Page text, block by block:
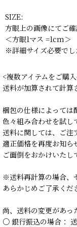
SIZE:
方眼上の画像にてご確
＜方眼1マス =1cm＞
※詳細サイズ必要でし
<複数アイテムをご購
送料が加算されて計算
梱包の仕様によっては
色々組み合わせを試し
送料に関しては、ご注
適正価格を再度お知ら
ご面倒をおかけいたし
※送料再計算の場合、
あらかじめご了承くだ
尚、送料の変更があっ
○ 銀行振込の場合：